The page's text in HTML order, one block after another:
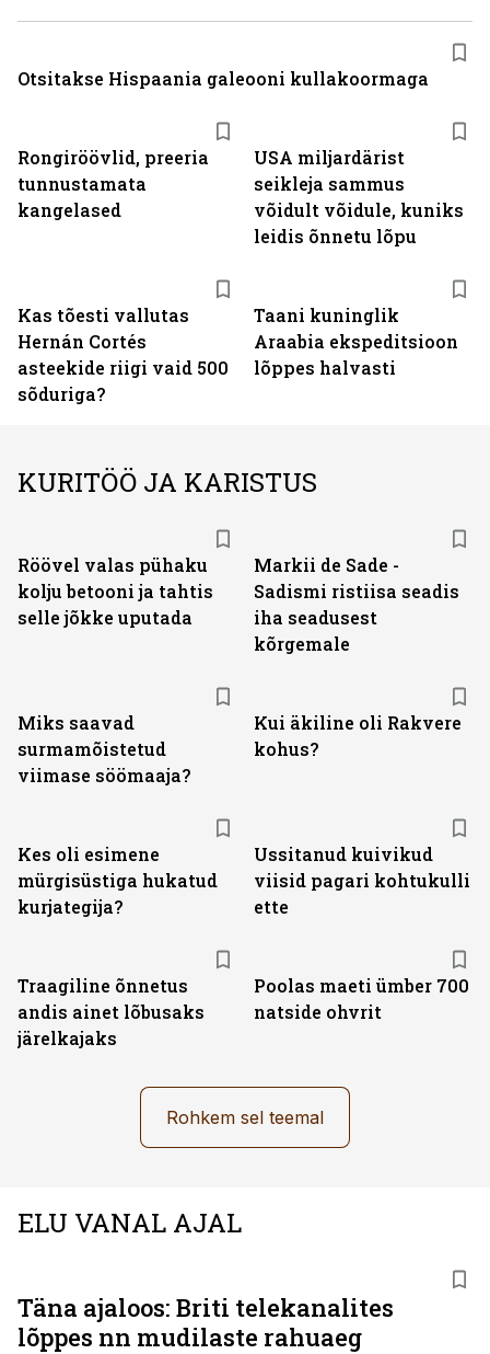
Rongiröövlid, preeria
tunnustamata
kangelased
USA miljardärist
seikleja sammus
võidult võidule, kuniks
leidis õnnetu lõpu
Kas tõesti vallutas
Hernán Cortés
asteekide riigi vaid 500
sõduriga?
Taani kuninglik
Araabia ekspeditsioon
lõppes halvasti
Otsitakse Hispaania galeooni kullakoormaga
KURITÖÖ JA KARISTUS
Röövel valas pühaku
kolju betooni ja tahtis
selle jõkke uputada
Markii de Sade -
Sadismi ristiisa seadis
iha seadusest
kõrgemale
Miks saavad
surmamõistetud
viimase söömaaja?
Kui äkiline oli Rakvere
kohus?
Kes oli esimene
mürgisüstiga hukatud
kurjategija?
Ussitanud kuivikud
viisid pagari kohtukulli
ette
Traagiline õnnetus
andis ainet lõbusaks
järelkajaks
Poolas maeti ümber 700
natside ohvrit
Rohkem sel teemal
ELU VANAL AJAL
Täna ajaloos: Briti telekanalites
lõppes nn mudilaste rahuaeg